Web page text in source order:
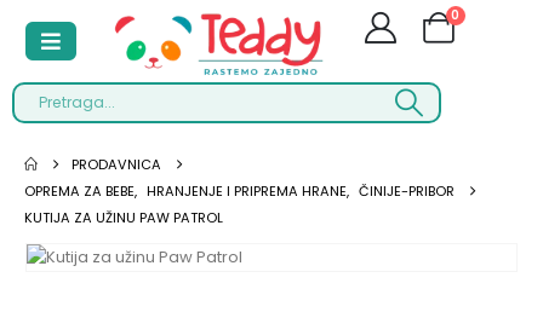
0
PRODAVNICA
OPREMA ZA BEBE, HRANJENJE I PRIPREMA HRANE, ČINIJE-PRIBOR
KUTIJA ZA UŽINU PAW PATROL